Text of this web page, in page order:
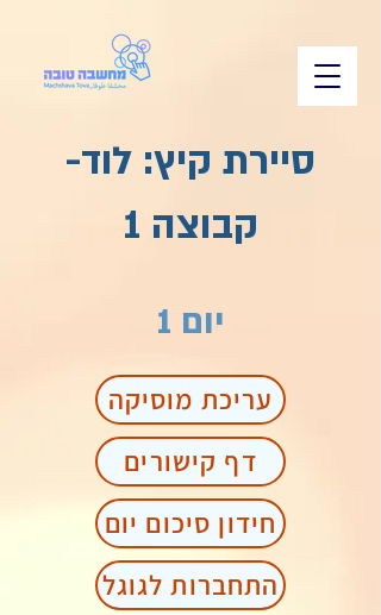
סיירת קיץ: לוד-
קבוצה 1
יום 1
עריכת מוסיקה
דף קישורים
חידון סיכום יום
התחברות לגוגל